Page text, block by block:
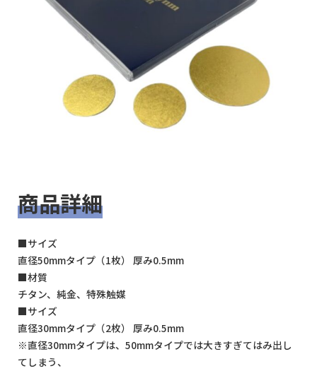
商品詳細
■サイズ
直径50mmタイプ（1枚） 厚み0.5mm
■材質
チタン、純金、特殊触媒
■サイズ
直径30mmタイプ（2枚） 厚み0.5mm
※直径30mmタイプは、50mmタイプでは大きすぎてはみ出し
てしまう、